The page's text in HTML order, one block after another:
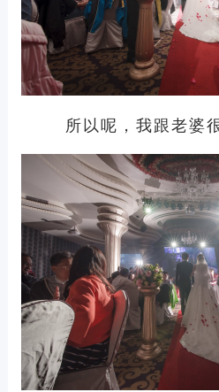
所以呢，我跟老婆